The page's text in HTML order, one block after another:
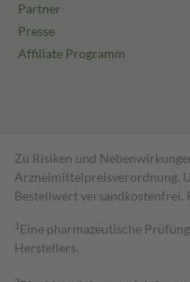
Partner
Presse
Affiliate Programm
Zu Risiken und
Arzneimittelpreisverordnung.
Bestell­wert versand­kosten­frei.
1 Eine pharmazeutische
Herstellers.